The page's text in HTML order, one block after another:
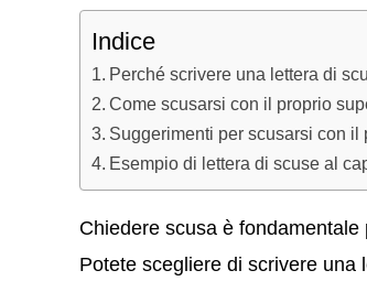
Indice
Perché scrivere una lettera di
Come scusarsi con il proprio
Suggerimenti per scusarsi con il
Esempio di lettera di scuse al
Chiedere scusa è
Potete scegliere di scrivere una